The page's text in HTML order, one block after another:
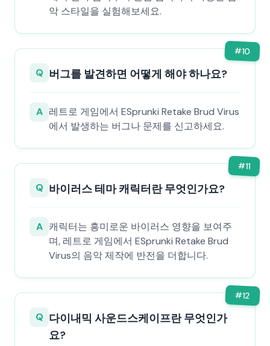
악 스타일을 실험해보세요.
#10
Q 버그를 발견하면 어떻게 해야 하나요?
A 레트로 게임에서 ESprunki Retake Brud Virus
에서 발생하는 버그나 문제를 신고하세요.
#11
Q 바이러스 테마 캐릭터란 무엇인가요?
A 캐릭터는 흥미로운 바이러스 영향을 보여주
며, 레트로 게임에서 ESprunki Retake Brud
Virus의 음악 제작에 반전을 더합니다.
#12
Q 다이내믹 사운드스케이프란 무엇인가
요?